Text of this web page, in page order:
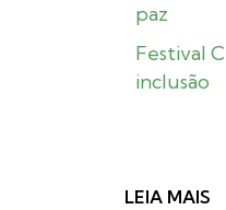
paz
Festival
inclusão
LEIA MAIS